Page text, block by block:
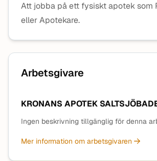
Att jobba på ett fysiskt apotek som
eller Apotekare.
Arbetsgivare
KRONANS APOTEK
Ingen beskrivning tillgänglig för denna
Mer information om arbetsgivaren